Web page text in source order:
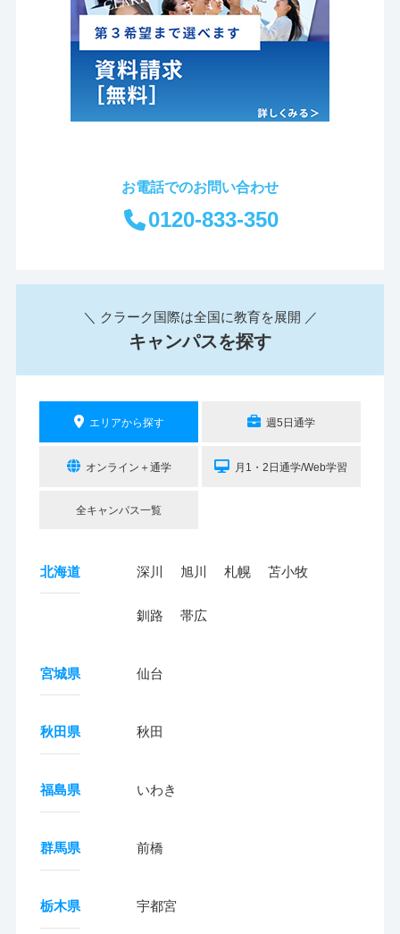
お電話でのお問い合わせ
0120-833-350
＼ クラーク国際は全国に教育を展開 ／
キャンパスを探す
エリアから探す 週5日通学
オンライン＋通学 月1・2日通学/Web学習
全キャンパス一覧
北海道 深川 旭川 札幌 苫小牧
釧路 帯広
宮城県 仙台
秋田県 秋田
福島県 いわき
群馬県 前橋
栃木県 宇都宮